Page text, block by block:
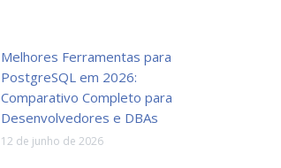
Melhores Ferramentas para
PostgreSQL em 2026:
Comparativo Completo para
Desenvolvedores e DBAs
12 de junho de 2026